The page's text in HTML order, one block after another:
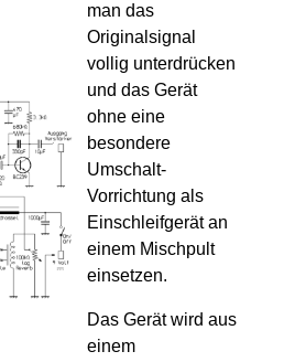
man das
Originalsignal
vollig unterdrücken
und das Gerät
ohne eine
besondere
Umschalt-
Vorrichtung als
Einschleifgerät an
einem Mischpult
einsetzen.
Das Gerät wird aus
einem